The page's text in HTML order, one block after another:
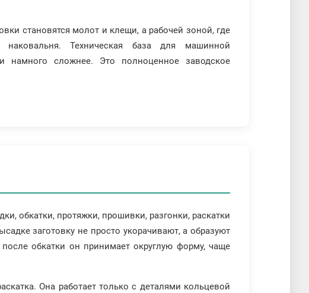
становятся молот и клещи, а рабочей зоной, где
наковальня. Техническая база для машинной
намного сложнее. Это полноценное заводское
обкатки, протяжки, прошивки, разгонки, раскатки
заготовку не просто укорачивают, а образуют
обкатки он принимает округлую форму, чаще
Она работает только с деталями кольцевой